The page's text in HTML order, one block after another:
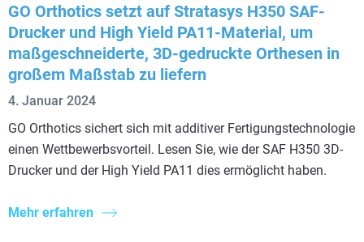
GO Orthotics setzt auf Stratasys H350 SAF-
Drucker und High Yield PA11-Material, um
maßgeschneiderte, 3D-gedruckte Orthesen in
großem Maßstab zu liefern
4. Januar 2024
GO Orthotics sichert sich mit additiver Fertigungstechnologie
einen Wettbewerbsvorteil. Lesen Sie, wie der SAF H350 3D-
Drucker und der High Yield PA11 dies ermöglicht haben.
Mehr erfahren